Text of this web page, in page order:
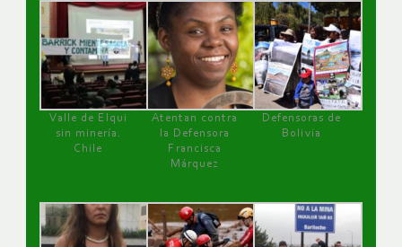
Valle de Elqui
sin minería.
Chile
Atentan contra
la Defensora
Francisca
Márquez
Defensoras de
Bolivia